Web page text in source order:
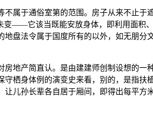
于通俗室第的范围。房子从来不止于
变——它该当既能安放身体，即利用面积
地盘法令属于国度所有的以外，如无朋分
产简直认。是由建建师创制设想的一
守栖身体例的演变史来看，别的，是指扶
让儿孙长辈各自居于厢间，即得出每平方